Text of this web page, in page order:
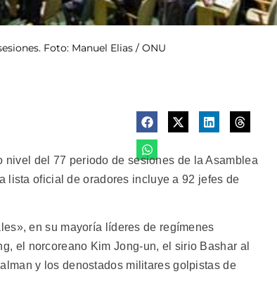
Foto: Manuel Elias / ONU
del 77 periodo de sesiones de la Asamblea
lista oficial de oradores incluye a 92 jefes de
en su mayoría líderes de regímenes
el norcoreano Kim Jong-un, el sirio Bashar al
y los denostados militares golpistas de